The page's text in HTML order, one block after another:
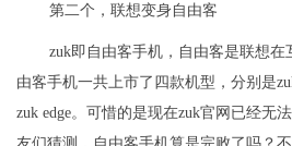
第二个，联想变身自由客
zuk即自由客手机，自由客是联想在
由客手机一共上市了四款机型，分别是
zuk edge。可惜的是现在zuk官网已经无